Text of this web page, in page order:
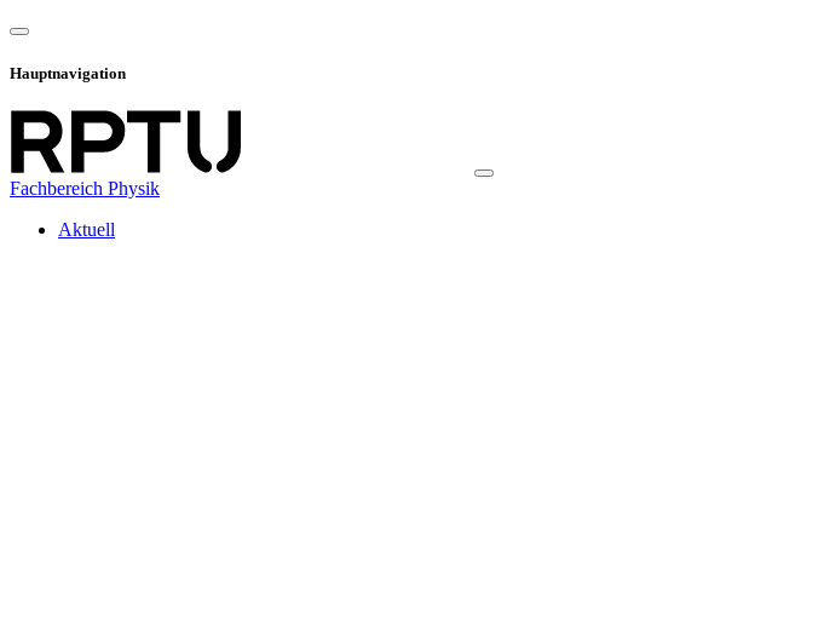
Hauptnavigation
Fachbereich Physik
Aktuell